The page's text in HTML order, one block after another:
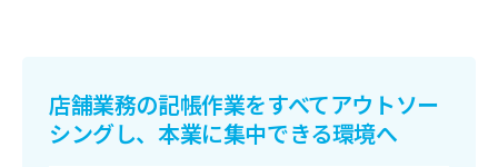
店舗業務の記帳作業をすべてアウトソー
シングし、本業に集中できる環境へ